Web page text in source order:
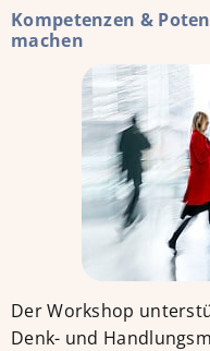
Kompetenzen &
machen
Der Workshop
Denk- und